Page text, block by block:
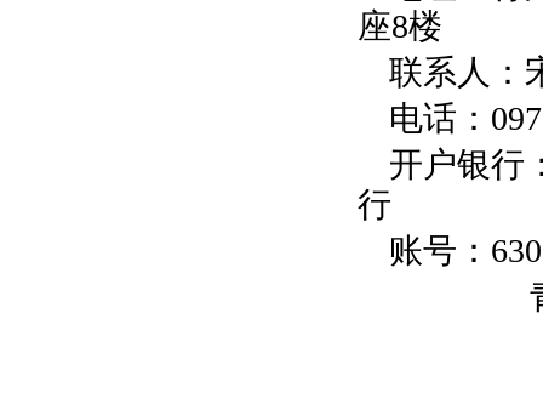
座8楼
联系人：
电话：
开户银行
行
账号：